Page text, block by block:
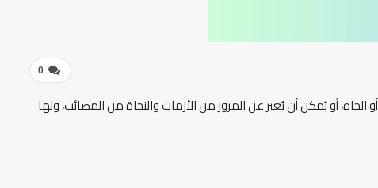
0
أو يُمكن أن يُعبر عن المرور من الأزمات والنجاة من المصائب، ولها